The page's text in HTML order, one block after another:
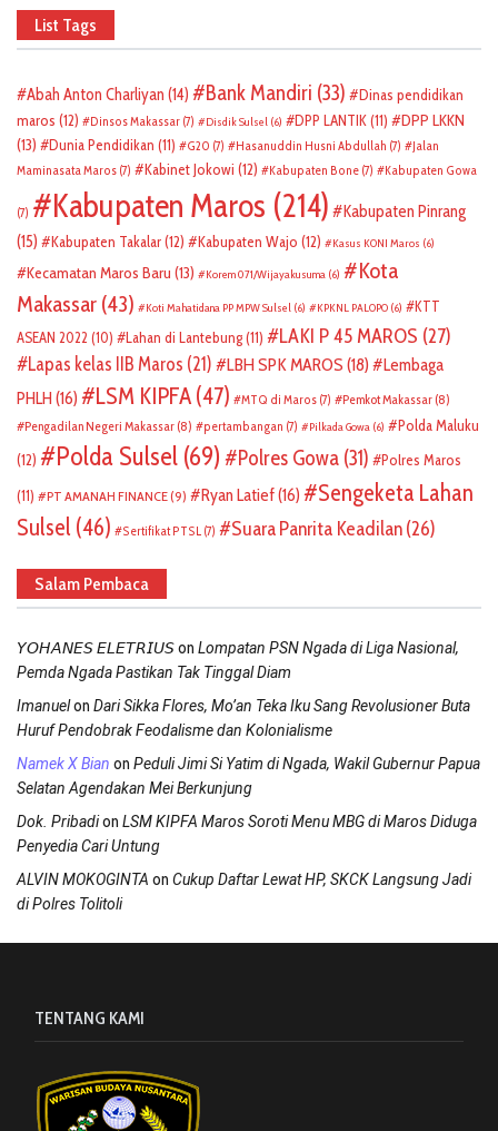
List Tags
Abah Anton Charliyan (14) Bank Mandiri (33)
Dinas pendidikan
maros (12) Dinsos Makassar (7) Disdik Sulsel (6) DPP LANTIK(11)
DPP LKKN
(13)
Dunia Pendidikan (11) G20 (7) Hasanuddin Husni Abdullah (7)
Jalan
Maminasata Maros (7) Kabinet Jokowi (12) Kabupaten Bone (7) Kabupaten Gowa
(7) Kabupaten Maros (214)
Kabupaten Pinrang
(15)
Kabupaten Takalar(12) Kabupaten Wajo (12) Kasus KONI Maros (6)
Kecamatan Maros Baru (13) Korem 071/Wijayakusuma (6)
Kota
Makassar (43) Koti Mahatidana PP MPW Sulsel (6) KPKNL PALOPO (6)
KTT
ASEAN 2022 (10) Lahan di Lantebung(11) LAKI P 45 MAROS (27)
Lapas kelas IIB Maros (21) LBH SPK MAROS (18)
Lembaga
PHLH (16) LSM KIPFA (47) MTQ di Maros (7) Pemkot Makassar (8)
Pengadilan Negeri Makassar (8) pertambangan (7) Pilkada Gowa (6)
Polda Maluku
(12)
Polda Sulsel (69) Polres Gowa (31)
Polres Maros
(11)
PT AMANAH FINANCE(9) Ryan Latief(16)
Sengeketa Lahan
Sulsel (46) Sertifikat PTSL (7) Suara Panrita Keadilan(26)
Salam Pembaca
𝘠𝘖𝘏𝘈𝘕𝘌𝘚 𝘌𝘓𝘌𝘛𝘙𝘐𝘜𝘚on Lompatan PSN Ngada di Liga Nasional,
Pemda Ngada Pastikan Tak Tinggal Diam
Imanuelon Dari Sikka Flores, Mo’an Teka Iku Sang Revolusioner Buta
Huruf Pendobrak Feodalisme dan Kolonialisme
Namek X Bian on Peduli Jimi Si Yatim di Ngada, Wakil Gubernur Papua
Selatan Agendakan Mei Berkunjung
Dok. Pribadion LSM KIPFA Maros Soroti Menu MBG di Maros Diduga
Penyedia Cari Untung
ALVIN MOKOGINTA on Cukup Daftar Lewat HP, SKCK Langsung Jadi
di Polres Tolitoli
TENTANG KAMI